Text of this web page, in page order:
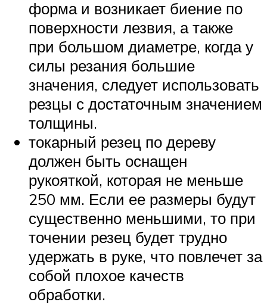
форма и возникает биение по
поверхности лезвия, а также
при большом диаметре, когда у
силы резания большие
значения, следует использовать
резцы с достаточным значением
толщины.
токарный резец по дереву
должен быть оснащен
рукояткой, которая не меньше
250 мм. Если ее размеры будут
существенно меньшими, то при
точении резец будет трудно
удержать в руке, что повлечет за
собой плохое качеств
обработки.